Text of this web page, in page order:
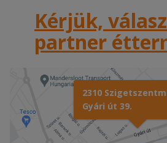
Kérjük,
partner
2310
Gyári út 39.